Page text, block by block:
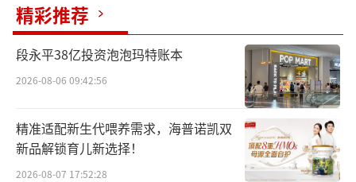
精彩推荐
段永平38亿投资泡泡玛特账本
2026-08-06 09:42:56
精准适配新生代喂养需求，海普诺凯双
新品解锁育儿新选择！
2026-08-07 17:52:28